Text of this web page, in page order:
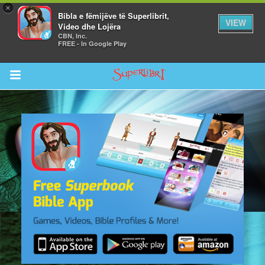
×
Bibla e fëmijëve të Superlibrit,
Video dhe Lojëra
CBN, Inc.
FREE - In Google Play
VIEW
Return to Content